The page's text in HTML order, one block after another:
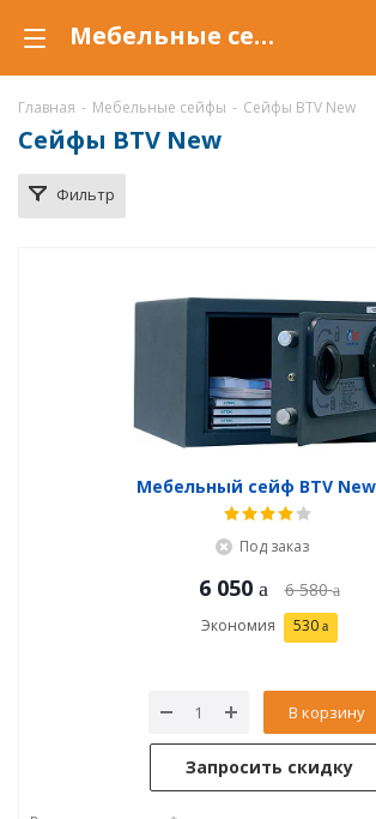
Мебельные сейфы BTV New в Тюмени, купить сейфы BTV New по низкой цене, доставка сейфов
Главная - Мебельные сейфы - Сейфы BTV New
Сейфы BTV New
Фильтр
Мебельный сейф BTV
Под заказ
6 050 6 580
Экономия 530
В корзину
Запросить скидку